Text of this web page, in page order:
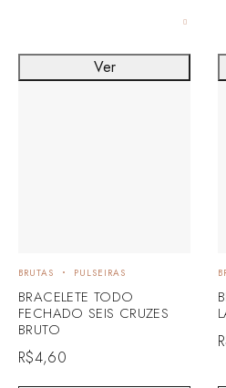
BRUTAS PULSEIRAS
BRACELETE TODO
FECHADO SEIS CRUZES
BRUTO
R$4,60
Ver